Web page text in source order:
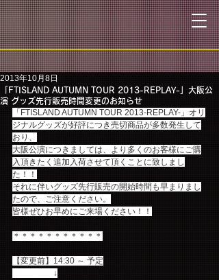
「FTISLAND AUTUMN TOUR 2013-REPLAY-」大阪公
演 グッズ先行販売時間変更のお知らせ
2013年10月8日
「FTISLAND AUTUMN TOUR 2013-REPLAY-」オリ
ジナルグッズが好評につき売切商品が多数発生して
おり、
大阪公演につきましては、より多くのお客様にご購
入頂きたく追加入荷させて頂くことに致しまし
た！！
それに伴いグッズ先行販売の開始時間も早まりまし
たので、ご注意ください。
皆様ぜひお早めにご来場ください！！
＊＊＊＊＊＊＊＊＊＊＊
【変更前】14:30 ～ 予定
↓